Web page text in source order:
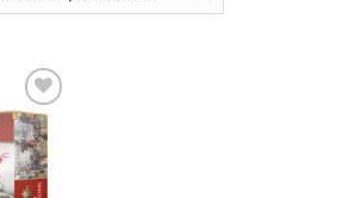
Aggiungi
alla lista
dei
desideri